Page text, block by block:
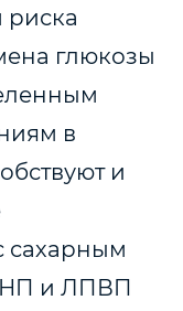
риска
глюкозы
в
и
сахарным
и ЛПВП